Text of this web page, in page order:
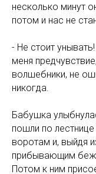
несколько минут
потом и нас не
- Не стоит
меня
волшебники, не
никогда.
Бабушка
пошли по
воротам и, выйдя
прибывающим
Потом к ним